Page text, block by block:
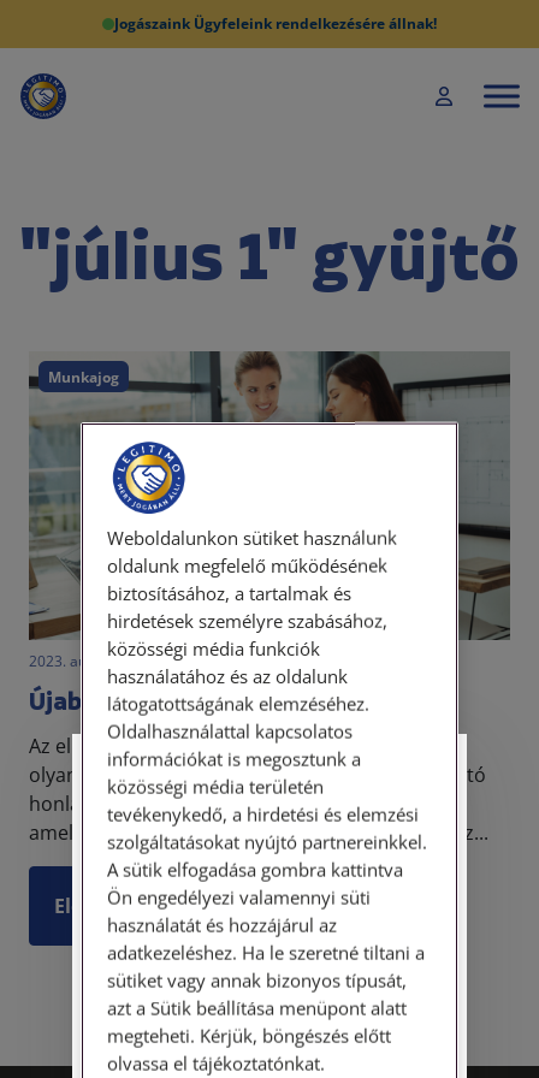
Jogászaink Ügyfeleink rendelkezésére állnak!
"július 1" gyüjtő
Munkajog
2023. augusztus 15. • LegitiMoadmin
Újabb munkajogi álhír terjed
Az elmúlt napokban a közösségi médiában több
olyan bejegyzést, illetve egyes nem túl megbízható
honlapokon több olyan cikket is lehetett olvasni,
amelynek témája az volt, hogy július 1-jétől változ...
Elolvasom
Személyes ügyfélfogadás
Tisztelt Ügyfeleink!
Személyes ügyfélszolgálatunk telefonon
történő előzetes időpontegyeztetés után,
szerdai napokon érhető el.
Címünk: 1087 Budapest, Hungária körút
30/A. 8. emelet. Pontos megközelítési
útmutatónk a Kapcsolat – Elérhetőségeink
menüpont alatt érhető el.
Weboldalunkon sütiket használunk
oldalunk megfelelő működésének
biztosításához, a tartalmak és
hirdetések személyre szabásához,
közösségi média funkciók
használatához és az oldalunk
látogatottságának elemzéséhez.
Oldalhasználattal kapcsolatos
információkat is megosztunk a
közösségi média területén
tevékenykedő, a hirdetési és elemzési
szolgáltatásokat nyújtó partnereinkkel.
A sütik elfogadása gombra kattintva
Ön engedélyezi valamennyi süti
használatát és hozzájárul az
adatkezeléshez. Ha le szeretné tiltani a
sütiket vagy annak bizonyos típusát,
azt a Sütik beállítása menüpont alatt
megteheti. Kérjük, böngészés előtt
olvassa el tájékoztatónkat.